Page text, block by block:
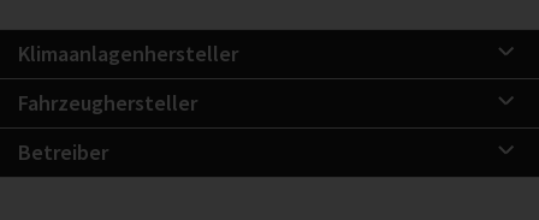
Klimaanlagenhersteller
Fahrzeughersteller
Betreiber